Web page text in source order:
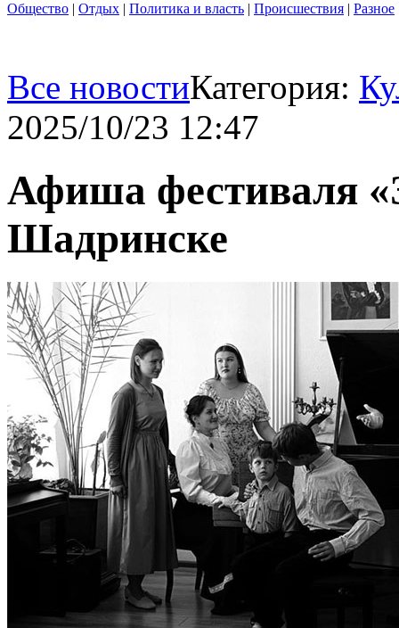
Общество | Отдых | Политика и власть | Происшествия | Разное
Все новостиКатегория:
2025/10/23 12:47
Афиша фестиваля
Шадринске